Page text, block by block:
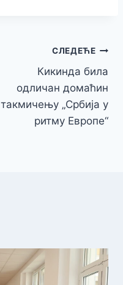
СЛЕДЕЋЕ
Кикинда била
одличан домаћин
такмичењу „Србија у
ритму Европе“